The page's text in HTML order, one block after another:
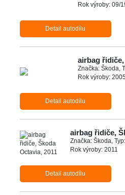
Rok výroby: 09/
Detail autodílu
airbag řidiče,
Značka: Škoda,
Rok výroby: 2005
Detail autodílu
airbag řidiče,
Značka: Škoda,
Rok výroby: 2011
Detail autodílu